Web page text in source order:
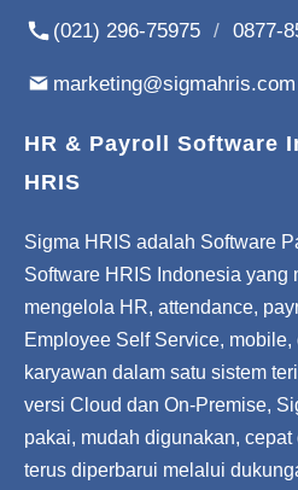
(021) 296-75975 / 0877-
marketing@sigmahris.com
HR & Payroll Software
HRIS
Sigma HRIS adalah Software
Software HRIS Indonesia yang
mengelola HR, attendance,
Employee Self Service,
karyawan dalam satu sistem
versi Cloud dan On-Premise,
pakai, mudah digunakan,
terus diperbarui melalui